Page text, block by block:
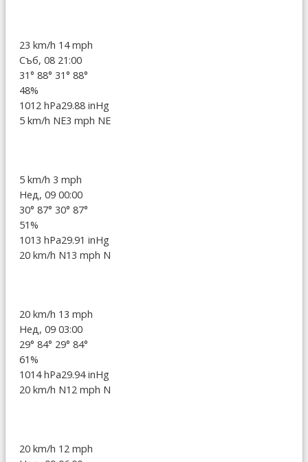
23 km/h 14 mph
Съб, 08 21:00
31° 88° 31° 88°
48%
1012 hPa29.88 inHg
5 km/h NE3 mph NE
5 km/h 3 mph
Нед, 09 00:00
30° 87° 30° 87°
51%
1013 hPa29.91 inHg
20 km/h N13 mph N
20 km/h 13 mph
Нед, 09 03:00
29° 84° 29° 84°
61%
1014 hPa29.94 inHg
20 km/h N12 mph N
20 km/h 12 mph